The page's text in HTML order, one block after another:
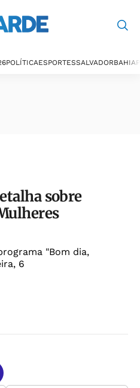
POLÍTICAESPORTESSALVADORBAHIA
sobre
"Bom dia,
6